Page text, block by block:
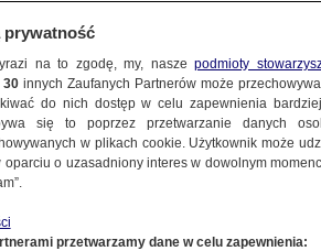
w wyniku turbulencji
prywatność
na to zgodę, my, naszepodmioty
30 innych Zaufanych Partnerów może
do nich dostęp w celu zapewnienia
się to poprzez przetwarzanie danych
w plikach cookie. Użytkownik może
oparciu o uzasadniony interes w dowolnym
przetwarzamy dane w celu zapewnienia: